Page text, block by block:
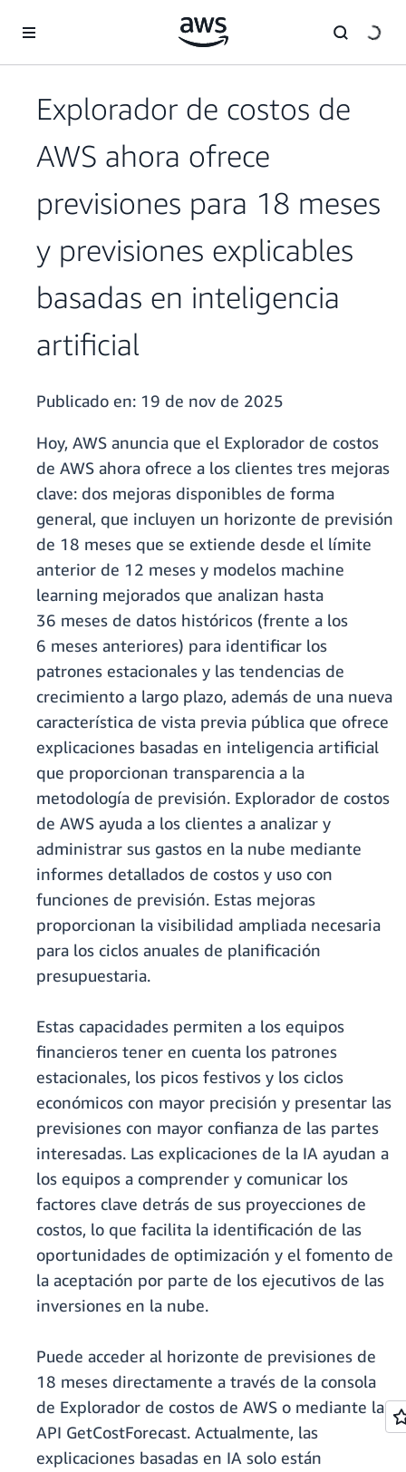
Explorador de costos de
AWS ahora ofrece
previsiones para 18 meses
y previsiones explicables
basadas en inteligencia
artificial
Publicado en: 19 de nov de 2025
Hoy, AWS anuncia que el Explorador de costos
de AWS ahora ofrece a los clientes tres mejoras
clave: dos mejoras disponibles de forma
general, que incluyen un horizonte de previsión
de 18 meses que se extiende desde el límite
anterior de 12 meses y modelos machine
learning mejorados que analizan hasta
36 meses de datos históricos (frente a los
6 meses anteriores) para identificar los
patrones estacionales y las tendencias de
crecimiento a largo plazo, además de una nueva
característica de vista previa pública que ofrece
explicaciones basadas en inteligencia artificial
que proporcionan transparencia a la
metodología de previsión. Explorador de costos
de AWS ayuda a los clientes a analizar y
administrar sus gastos en la nube mediante
informes detallados de costos y uso con
funciones de previsión. Estas mejoras
proporcionan la visibilidad ampliada necesaria
para los ciclos anuales de planificación
presupuestaria.
Estas capacidades permiten a los equipos
financieros tener en cuenta los patrones
estacionales, los picos festivos y los ciclos
económicos con mayor precisión y presentar las
previsiones con mayor confianza de las partes
interesadas. Las explicaciones de la IA ayudan a
los equipos a comprender y comunicar los
factores clave detrás de sus proyecciones de
costos, lo que facilita la identificación de las
oportunidades de optimización y el fomento de
la aceptación por parte de los ejecutivos de las
inversiones en la nube.
Puede acceder al horizonte de previsiones de
18 meses directamente a través de la consola
de Explorador de costos de AWS o mediante la
API GetCostForecast. Actualmente, las
explicaciones basadas en IA solo están